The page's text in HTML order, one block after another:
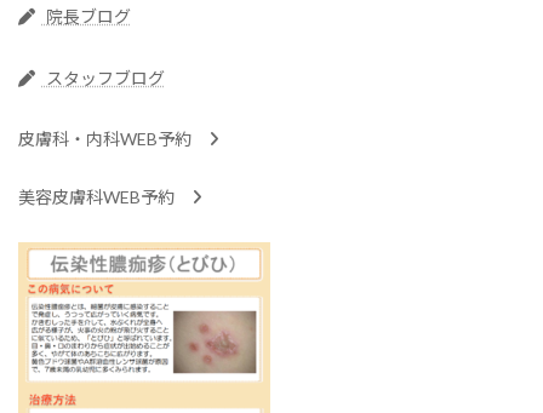
院長ブログ
スタッフブログ
皮膚科・内科WEB予約
美容皮膚科WEB予約